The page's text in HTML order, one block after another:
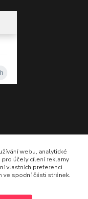
webu, analytické
účely cílení reklamy
vlastních preferencí
ve spodní části stránek.